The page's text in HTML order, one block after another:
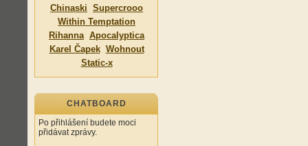
Chinaski Supercrooo
Within Temptation
Rihanna Apocalyptica
Karel Čapek Wohnout
Static-x
CHATBOARD
Po přihlášení budete moci
přidávat zprávy.